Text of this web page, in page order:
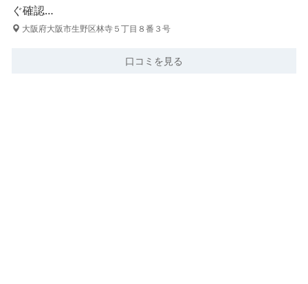
ぐ確認…
大阪府大阪市生野区林寺５丁目８番３号
口コミを見る